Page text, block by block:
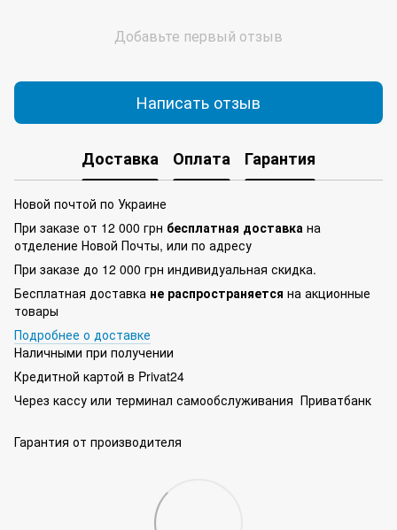
Добавьте первый отзыв
Написать отзыв
Доставка Оплата Гарантия
Новой почтой по Украине
При заказе от 12 000 грн бесплатная доставка на
отделение Новой Почты, или по адресу
При заказе до 12 000 грн индивидуальная скидка.
Бесплатная доставка не распространяется на акционные
товары
Подробнее о доставке
Наличными при получении
Кредитной картой в Privat24
Через кассу или терминал самообслуживания Приватбанк
Гарантия от производителя